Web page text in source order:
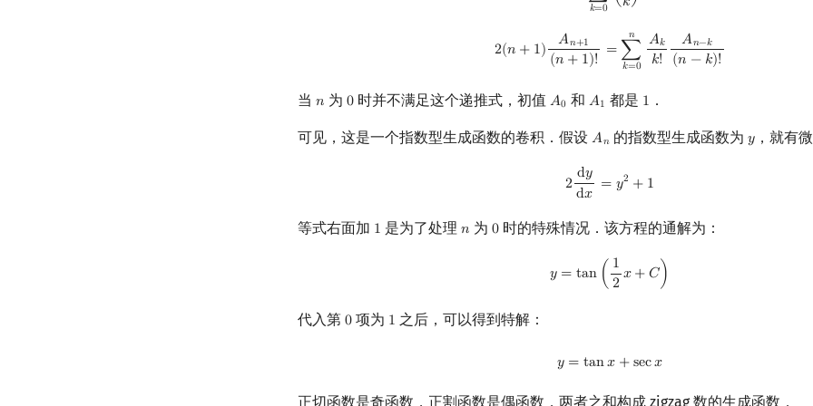
𝑘=0 𝑘
2(𝑛 + 1) 𝐴𝑛+1
(𝑛 + 1)! =
𝑛
∑
𝑘=0
𝐴𝑘
𝑘!
𝐴𝑛−𝑘
(𝑛 − 𝑘)!
n n (n+1) 0nA kk!A −k(n−
当 𝑛
n 为 0
0时并不满足这个递推式，初值 𝐴0
A0 和 𝐴1
A1 都是 1
1 ．
可见，这是一个指数型生成函数的卷积．假设 𝐴𝑛
An 的指数型生成函数为𝑦
y，就有
2 d𝑦
d𝑥 = 𝑦2 + 1
2dy y2
等式右面加 1
1 是为了处理 𝑛
n 为 0
0时的特殊情况．该方程的通解为：
𝑦 = tan ( 1
2𝑥+𝐶)
= tan( 12 C
代入第 0
0 项为 1
1 之后，可以得到特解：
𝑦 = tan𝑥 +sec𝑥
y=tan x+ secx
正切函数是奇函数，正割函数是偶函数，两者之和构成 zigzag 数的生成函数．